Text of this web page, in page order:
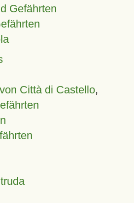
Gefährten
Città di Castello,